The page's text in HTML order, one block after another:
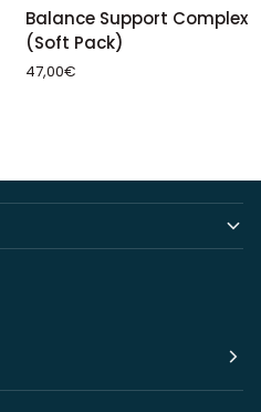
Balance
Support
Complex
(Soft
Balance Support Complex
(Soft Pack)
47,00€